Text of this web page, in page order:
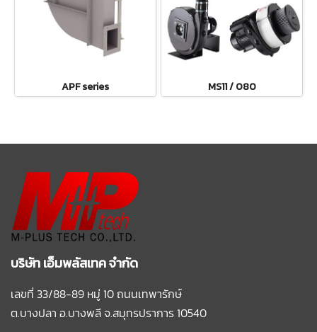
APF series MS11 / 080
บริษัท เอ็มพลัสเทค จำกัด
เลขที่ 33/88-89 หมู่ 10 ถนนเทพารักษ์
ต.บางปลา อ.บางพลีจ.สมุทรปราการ 10540